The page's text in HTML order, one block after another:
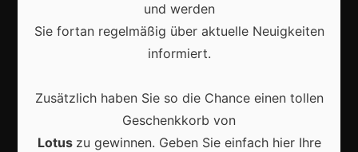
moderne Feierkultur
Karneval in Berlin erleben: Kreativität, Kultur und
Gemeinschaft auf einzigartige Weise entdecken
und werden
Sie fortan regelmäßig über aktuelle Neuigkeiten
informiert.
Zusätzlich haben Sie so die Chance einen tollen
Geschenkkorb von
Lotus zu gewinnen. Geben Sie einfach hier Ihre